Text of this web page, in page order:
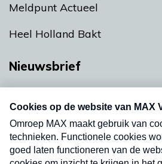
Meldpunt Actueel
Heel Holland Bakt
Nieuwsbrief
nieuwsbrief. Elke vrijdag- en
uw mailbox.